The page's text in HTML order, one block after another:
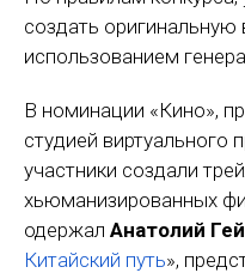
создать оригинальную
использованием
В номинации «Кино»,
студией виртуального
участники создали
хьюманизированных
одержал Анатолий
Китайский путь»,